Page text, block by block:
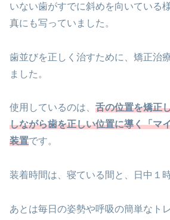
いない歯がすでに斜めを向いている
真にも写っていました。
歯並びを正しく治すために、矯正治
ました。
使用しているのは、 舌の位置を矯正
しながら歯を正しい位置に導く「マ
装置です。
装着時間は、寝ている間と、日中１時
あとは毎日の姿勢や呼吸の簡単なト